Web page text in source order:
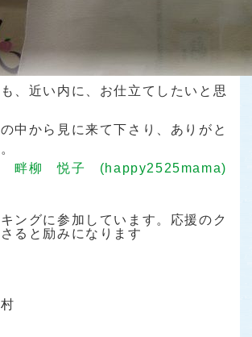
、近い内に、お仕立てしたいと思
中から見に来て下さり、ありがと
畔柳 悦子 (happy2525mama)
ングに参加しています。応援のク
ると励みになります